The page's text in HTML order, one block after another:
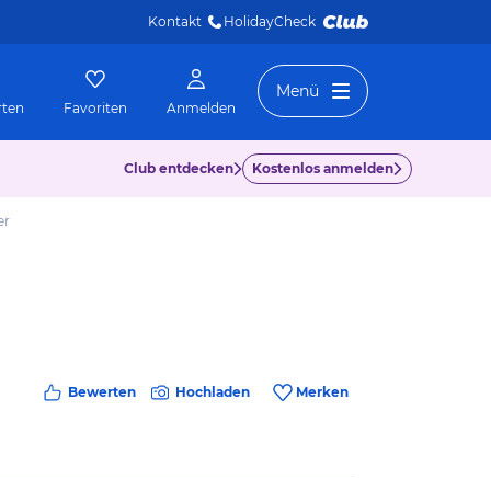
Kontakt HolidayCheck
Favoriten Anmelden
Menü
Club entdecken Kostenlos anmelden
Bewerten Hochladen Merken